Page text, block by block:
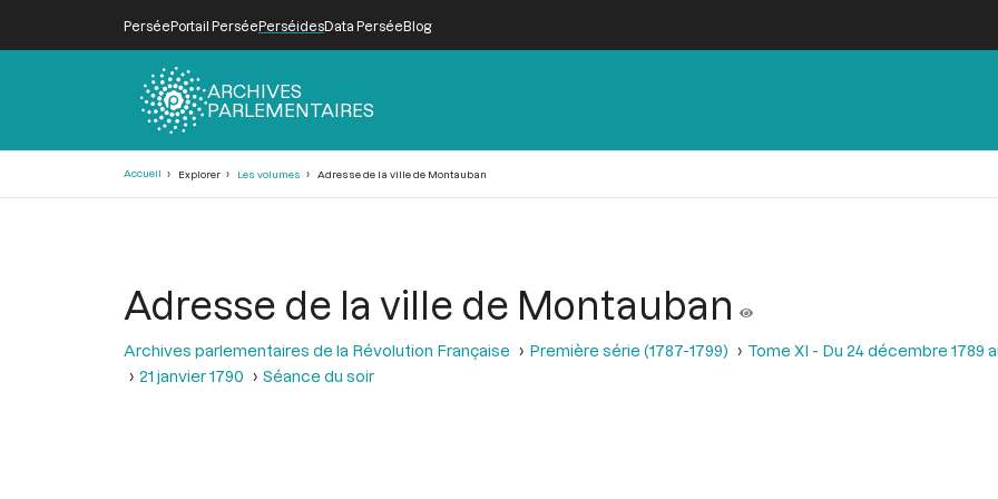
PerséePortail PerséePerséidesData PerséeBlog
ARCHIVES
PARLEMENTAIRES
Accueil Explorer Les volumes Adresse de la ville de Montauban
Adresse de la ville de Montauban
Archives parlementaires de la Révolution Française Première série (1787-1799) Tome XI - Du 24 décembre 1789
21 janvier 1790
Séance du soir